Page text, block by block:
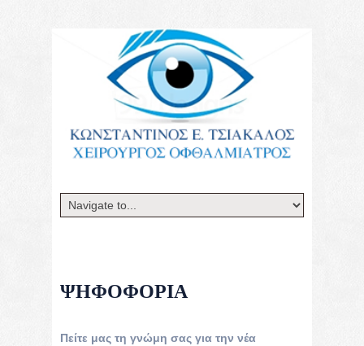
ΨΗΦΟΦΟΡΊΑ
Πείτε μας τη γνώμη σας για την νέα